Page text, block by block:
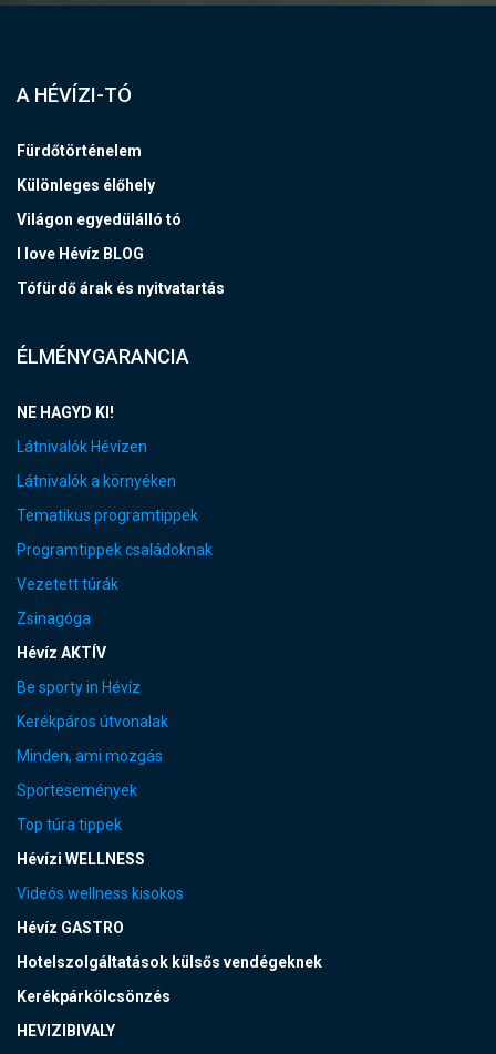
A HÉVÍZI-TÓ
Fürdőtörténelem
Különleges élőhely
Világon egyedülálló tó
I love Hévíz BLOG
Tófürdő árak és nyitvatartás
ÉLMÉNYGARANCIA
NE HAGYD KI!
Látnivalók Hévízen
Látnivalók a környéken
Tematikus programtippek
Programtippek családoknak
Vezetett túrák
Zsinagóga
Hévíz AKTÍV
Be sporty in Hévíz
Kerékpáros útvonalak
Minden, ami mozgás
Sportesemények
Top túra tippek
Hévízi WELLNESS
Videós wellness kisokos
Hévíz GASTRO
Hotelszolgáltatások külsős vendégeknek
Kerékpárkölcsönzés
HEVIZIBIVALY